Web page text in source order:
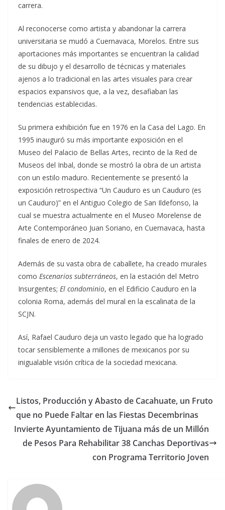
carrera.
Al reconocerse como artista y abandonar la carrera
universitaria se mudó a Cuernavaca, Morelos. Entre sus
aportaciones más importantes se encuentran la calidad
de su dibujo y el desarrollo de técnicas y materiales
ajenos a lo tradicional en las artes visuales para crear
espacios expansivos que, a la vez, desafiaban las
tendencias establecidas.
Su primera exhibición fue en 1976 en la Casa del Lago. En
1995 inauguró su más importante exposición en el
Museo del Palacio de Bellas Artes, recinto de la Red de
Museos del Inbal, donde se mostró la obra de un artista
con un estilo maduro. Recientemente se presentó la
exposición retrospectiva “Un Cauduro es un Cauduro (es
un Cauduro)” en el Antiguo Colegio de San Ildefonso, la
cual se muestra actualmente en el Museo Morelense de
Arte Contemporáneo Juan Soriano, en Cuernavaca, hasta
finales de enero de 2024.
Además de su vasta obra de caballete, ha creado murales
como Escenarios subterráneos, en la estación del Metro
Insurgentes; El condominio, en el Edificio Cauduro en la
colonia Roma, además del mural en la escalinata de la
SCJN.
Así, Rafael Cauduro deja un vasto legado que ha logrado
tocar sensiblemente a millones de mexicanos por su
inigualable visión crítica de la sociedad mexicana.
Listos, Producción y Abasto de Cacahuate, un Fruto
que no Puede Faltar en las Fiestas Decembrinas
Invierte Ayuntamiento de Tijuana más de un Millón
de Pesos Para Rehabilitar 38 Canchas Deportivas
con Programa Territorio Joven